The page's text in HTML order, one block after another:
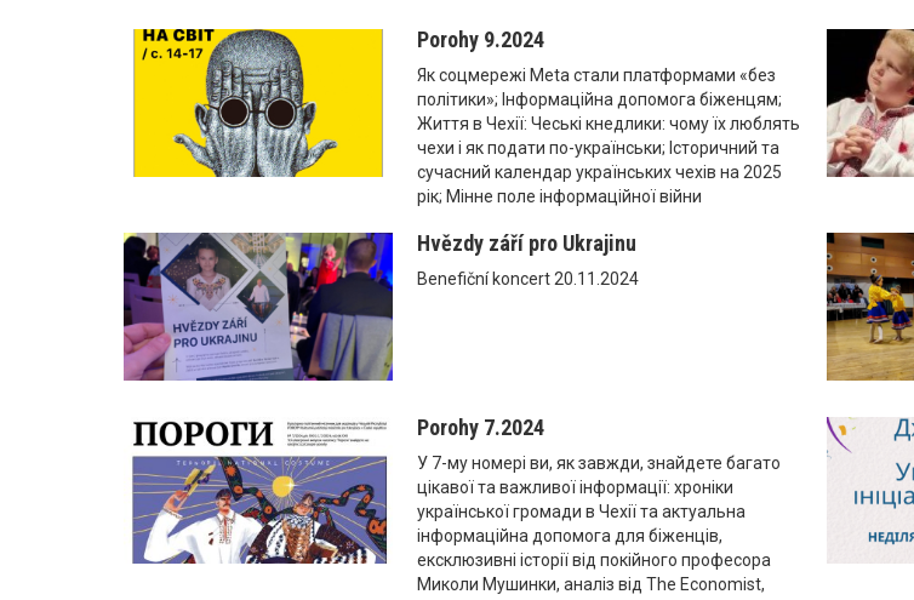
Porohy 9.2024
Як соцмережі Meta стали платформами «без
політики»; Інформаційна допомога біженцям;
Життя в Чехії: Чеські кнедлики: чому їх люблять
чехи і як подати по-українськи; Історичний та
сучасний календар українських чехів на 2025
рік; Мінне поле інформаційної війни
Hvězdy září pro Ukrajinu
Benefiční koncert 20.11.2024
Porohy 7.2024
У 7-му номері ви, як завжди, знайдете багато
цікавої та важливої інформації: хроніки
української громади в Чехії та актуальна
інформаційна допомога для біженців,
ексклюзивні історії від покійного професора
Миколи Мушинки, аналіз від The Economist,